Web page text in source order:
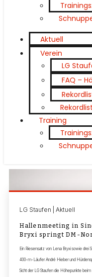
Aktuell
Verein
LG
FAQ –
Training
LG Staufen | Aktuell
Hallenmeeting in
Bryxi springt DM-
Ein Riesensatz von Lena Bryxi sowie drei
400-m-Läufer André Hieber und
Sicht der LG Staufen die Höhepunkte